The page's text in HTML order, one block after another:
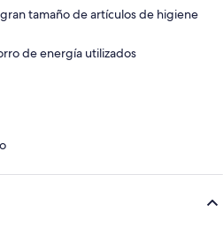
tamaño de artículos de higiene
de energía utilizados